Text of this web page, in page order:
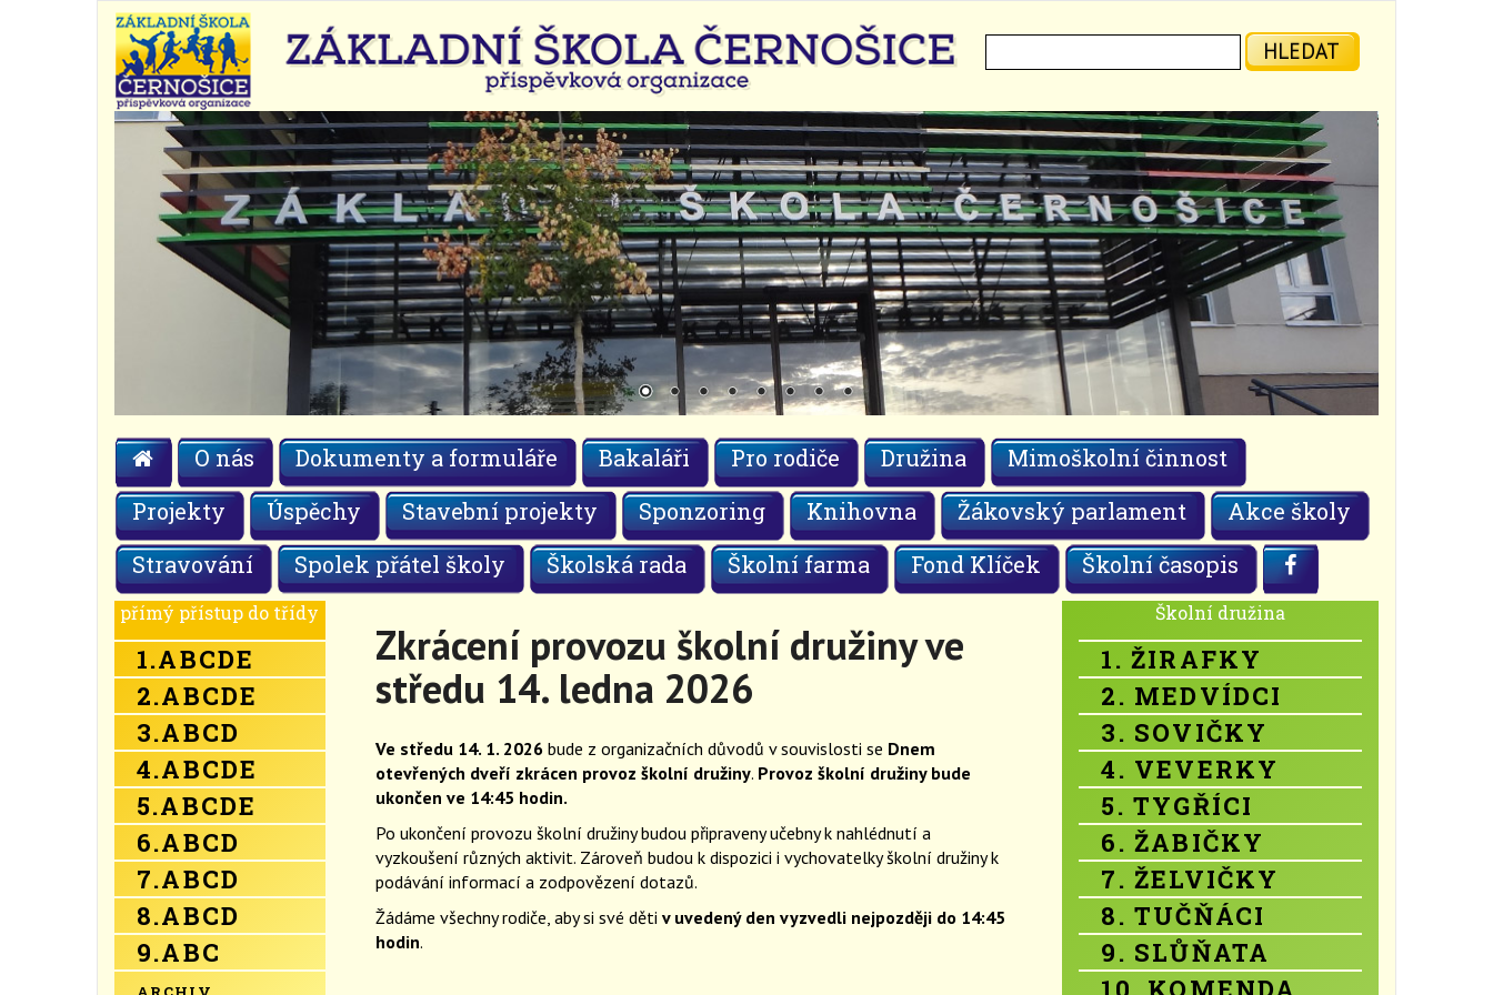
HLEDAT
O nás Dokumenty a formuláře Bakaláři Pro rodiče Družina
Mimoškolní činnost
Projekty
Úspěchy Stavební projekty Sponzoring Knihovna Žákovský parlament
Akce školy
Stravování
Spolek přátel školy Školská rada Školní farma Fond Klíček Školní časopis
přímý přístup do třídy
1.ABCDE
2.ABCDE
3.ABCD
4.ABCDE
5.ABCDE
6.ABCD
7.ABCD
8.ABCD
9.ABC
Zkrácení provozu školní družiny ve
středu 14. ledna 2026
Ve středu 14. 1. 2026bude z organizačních důvodů v souvislosti se Dnem
otevřených dveří zkrácen provoz školní družiny. Provoz školní družiny bude
ukončen ve 14:45 hodin.
Po ukončení provozu školní družiny budou připraveny učebny k nahlédnutí a
vyzkoušení různých aktivit. Zároveň budou k dispozici i vychovatelky školní družiny k
podávání informací a zodpovězení dotazů.
Žádáme všechny rodiče, aby si své děti v uvedený den vyzvedli nejpozději do 14:45
hodin.
Školní družina
1. ŽIRAFKY
2. MEDVÍDCI
3. SOVIČKY
4. VEVERKY
5. TYGŘÍCI
6. ŽABIČKY
7. ŽELVIČKY
8. TUČŇÁCI
9. SLŮŇATA